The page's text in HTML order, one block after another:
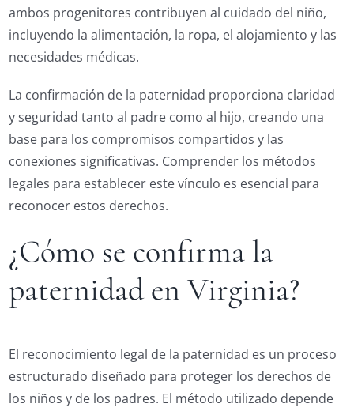
ambos progenitores contribuyen al cuidado del niño,
incluyendo la alimentación, la ropa, el alojamiento y las
necesidades médicas.
La confirmación de la paternidad proporciona claridad
y seguridad tanto al padre como al hijo, creando una
base para los compromisos compartidos y las
conexiones significativas. Comprender los métodos
legales para establecer este vínculo es esencial para
reconocer estos derechos.
¿Cómo se confirma la
paternidad en Virginia?
El reconocimiento legal de la paternidad es un proceso
estructurado diseñado para proteger los derechos de
los niños y de los padres. El método utilizado depende